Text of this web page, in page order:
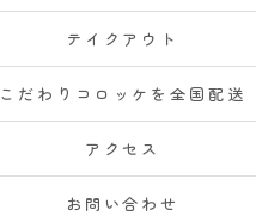
テイクアウト
こだわりコロッケを全国配送
アクセス
お問い合わせ